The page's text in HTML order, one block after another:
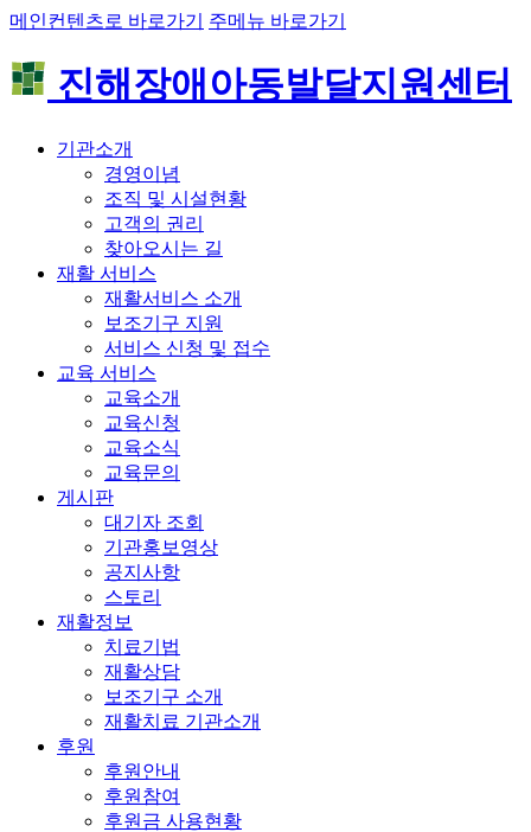
메인컨텐츠로 바로가기 주메뉴 바로가기
진해장애아동발달지원센터
기관소개
경영이념
조직 및 시설현황
고객의 권리
찾아오시는 길
재활 서비스
재활서비스 소개
보조기구 지원
서비스 신청 및 접수
교육 서비스
교육소개
교육신청
교육소식
교육문의
게시판
대기자 조회
기관홍보영상
공지사항
스토리
재활정보
치료기법
재활상담
보조기구 소개
재활치료 기관소개
후원
후원안내
후원참여
후원금 사용현황